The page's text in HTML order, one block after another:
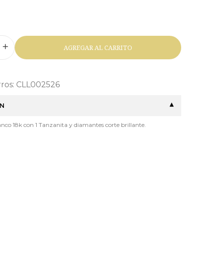
AGREGAR AL CARRITO
CLL002526
18k con 1 Tanzanita y diamantes corte brillante.